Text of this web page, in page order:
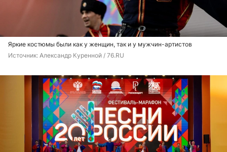
Яркие костюмы были как у женщин, так и у мужчин-артистов
Источник: Александр Куренной / 76.RU